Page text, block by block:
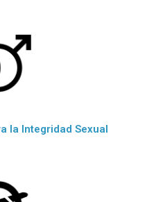
la Integridad Sexual